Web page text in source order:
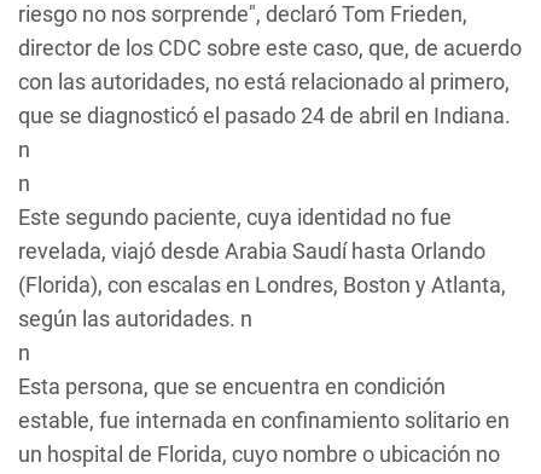
riesgo no nos sorprende", declaró Tom Frieden,
director de los CDC sobre este caso, que, de acuerdo
con las autoridades, no está relacionado al primero,
que se diagnosticó el pasado 24 de abril en Indiana.
n
n
Este segundo paciente, cuya identidad no fue
revelada, viajó desde Arabia Saudí hasta Orlando
(Florida), con escalas en Londres, Boston y Atlanta,
según las autoridades. n
n
Esta persona, que se encuentra en condición
estable, fue internada en confinamiento solitario en
un hospital de Florida, cuyo nombre o ubicación no